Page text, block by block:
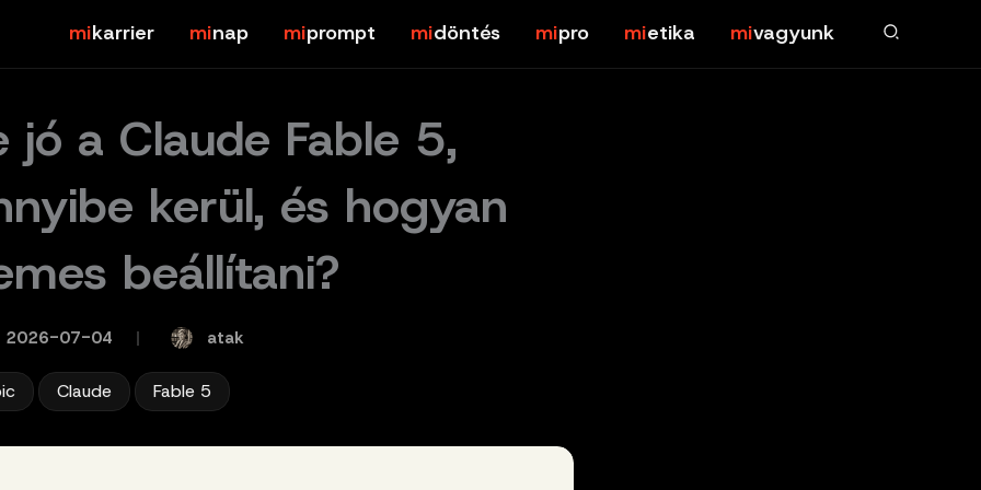
karrier nap prompt döntés pro etika vagyunk
jó a Claude Fable 5,
kerül, és hogyan
beállítani?
2026-07-04 atak
Claude Fable 5